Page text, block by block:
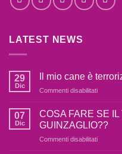
LATEST NEWS
29
Dic
Il mio cane è
Commenti disabilitatisu
mio
cane
è
07
Dic
COSA FARE SE
GUINZAGLIO??
Commenti disabilitatisu